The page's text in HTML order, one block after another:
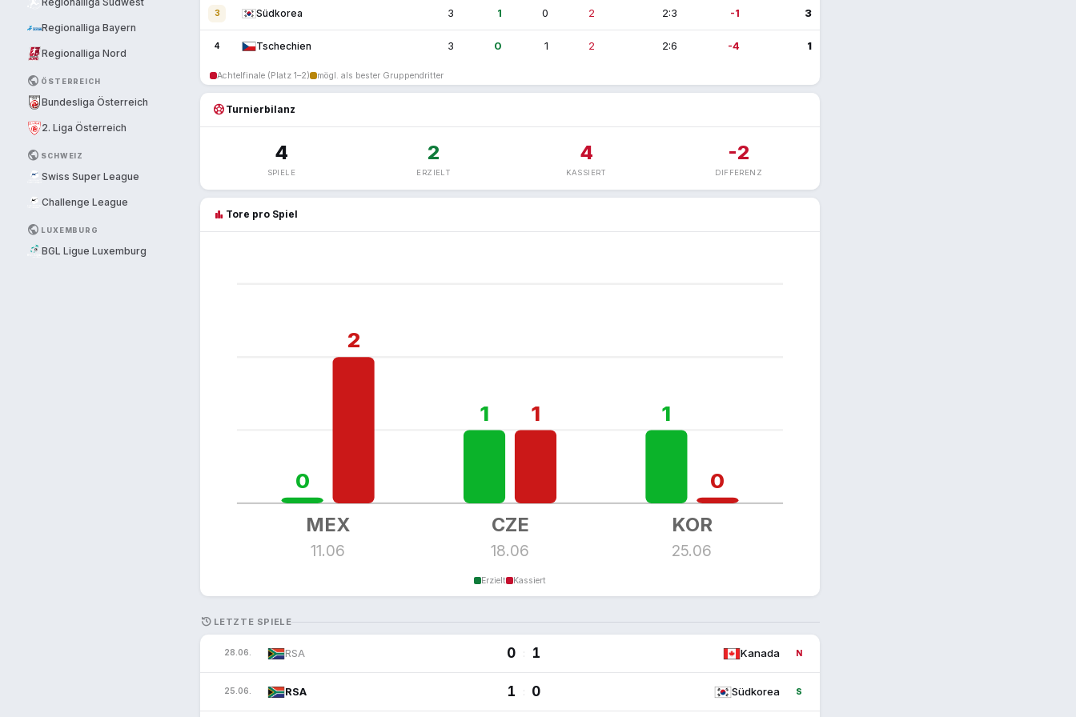
Regionalliga Bayern
Regionalliga Nord
PUBLIC ÖSTERREICH
Bundesliga Österreich
2. Liga Österreich
PUBLIC SCHWEIZ
Swiss Super League
Challenge League
PUBLIC LUXEMBURG
BGL Ligue Luxemburg
3 Südkorea 3 1 0 2 2:3 -1 3
4 Tschechien 3 0 1 2 2:6 -4 1
Achtelfinale (Platz 1–2) mögl. als bester Gruppendritter
sports_soccer Turnierbilanz
4
SPIELE
2
ERZIELT
4
KASSIERT
-2
DIFFERENZ
bar_chart Tore pro Spiel
0
2
MEX
11.06
1 1
CZE
18.06
1
0
KOR
25.06
Erzielt Kassiert
HISTORY LETZTE SPIELE
28.06. RSA 0 : 1 Kanada N
25.06. RSA 1 : 0 Südkorea S